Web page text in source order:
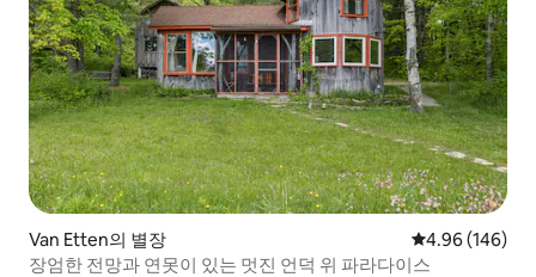
Van Etten의 별장 평점 4.96점(5
4.96 (146)
장엄한 전망과 연못이 있는 멋진 언덕 위 파라다이스